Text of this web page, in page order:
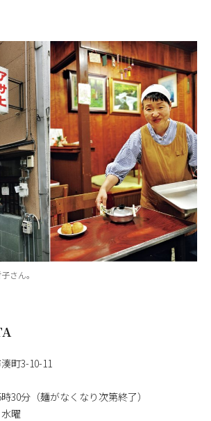
さん。
町3-10-11
30分（麺がなくなり次第終了）
曜